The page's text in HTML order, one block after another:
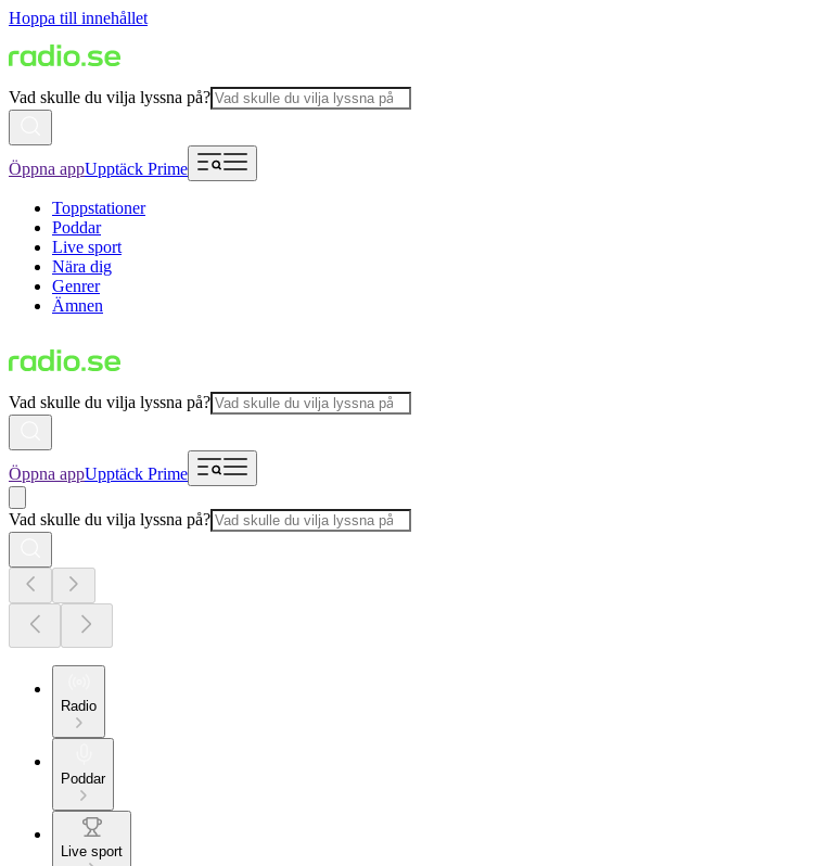
Hoppa till innehållet
Vad skulle du vilja lyssna på?
Öppna appUpptäck Prime
Toppstationer
Poddar
Live sport
Nära dig
Genrer
Ämnen
Vad skulle du vilja lyssna på?
Öppna appUpptäck Prime
Vad skulle du vilja lyssna på?
Radio
Poddar
Live sport